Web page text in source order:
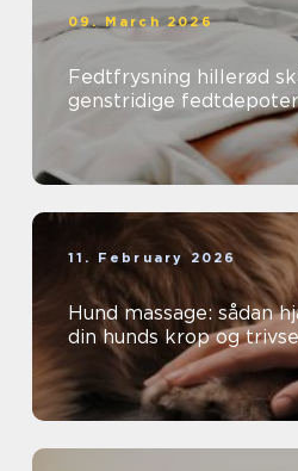
09. March 2026
Fedtfrysning hillerød skånsom hjælp til
genstridige fedtdepoter
11. February 2026
Hund massage: sådan
din hunds krop og